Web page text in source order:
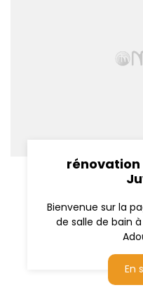
rénovation
Bienvenue sur la
de salle de bain
En